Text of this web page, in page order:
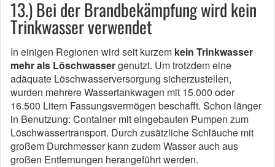
13.) Bei der Brandbekämpfung wird kein
Trinkwasser verwendet
In einigen Regionen wird seit kurzem kein Trinkwasser
mehr als Löschwassergenutzt. Um trotzdem eine
adäquate Löschwasserversorgung sicherzustellen,
wurden mehrere Wassertankwagen mit 15.000 oder
16.500 Litern Fassungsvermögen beschafft. Schon länger
in Benutzung: Container mit eingebauten Pumpen zum
Löschwassertransport. Durch zusätzliche Schläuche mit
großem Durchmesser kann zudem Wasser auch aus
großen Entfernungen herangeführt werden.